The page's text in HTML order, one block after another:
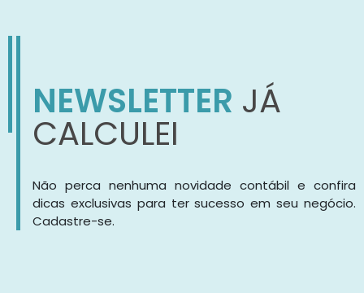
NEWSLETTER JÁ
CALCULEI
Não perca nenhuma novidade contábil e confira
dicas exclusivas para ter sucesso em seu negócio.
Cadastre-se.